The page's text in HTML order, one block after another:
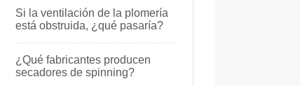
Si la ventilación de la plomería
está obstruida, ¿qué pasaría?
¿Qué fabricantes producen
secadores de spinning?